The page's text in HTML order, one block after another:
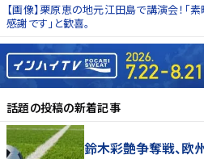
【画像】栗原恵の地元江田島で講演会！「
感謝です」と歓喜。
話題の投稿の新着記事
鈴木彩艶争奪戦、欧